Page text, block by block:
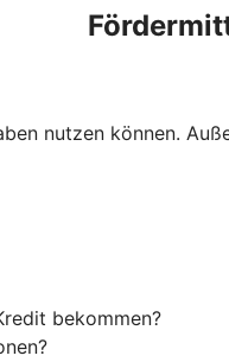
nutzen können.
bekommen?